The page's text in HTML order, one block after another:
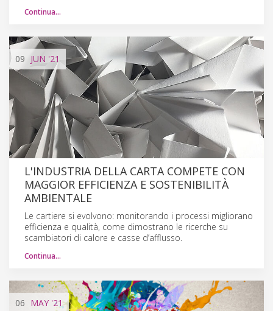
Continua…
09 JUN '21
L'INDUSTRIA DELLA CARTA COMPETE CON
MAGGIOR EFFICIENZA E SOSTENIBILITÀ
AMBIENTALE
Le cartiere si evolvono: monitorando i processi migliorano
efficienza e qualità, come dimostrano le ricerche su
scambiatori di calore e casse d’afflusso.
Continua…
06 MAY '21